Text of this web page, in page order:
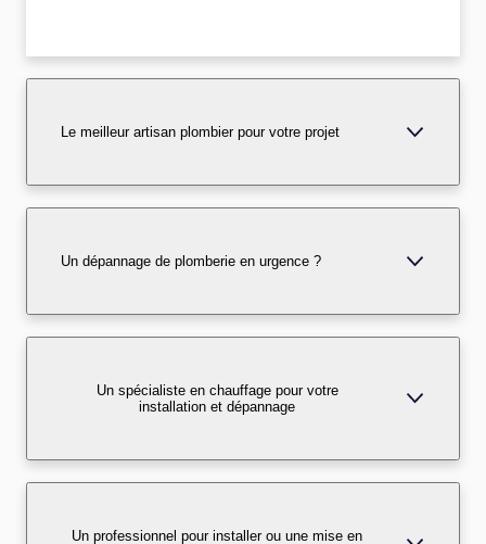
Le meilleur artisan plombier pour votre projet
Un dépannage de plomberie en urgence ?
Un spécialiste en chauffage pour votre
installation et dépannage
Un professionnel pour installer ou une mise en